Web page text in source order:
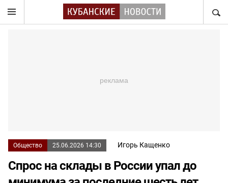
Общество 25.06.2026 14:30 Игорь Кащенко
Спрос на склады в России упал до